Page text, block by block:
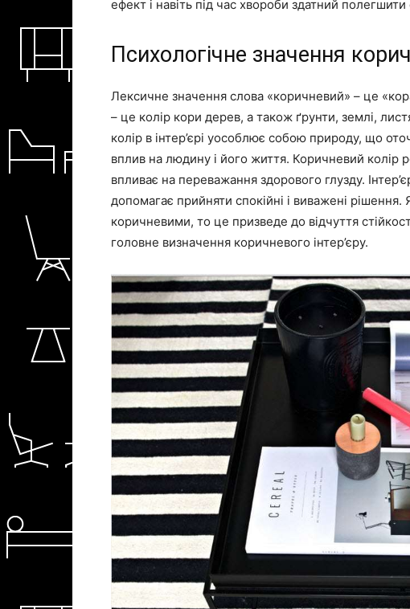
ефект і навіть під час хвороби здатний полегшити
Психологічне значення
Лексичне значення слова «коричневий» – це
– це колір кори дерев, а також ґрунти, землі,
колір в інтер’єрі уособлює собою природу, що
вплив на людину і його життя. Коричневий колір
впливає на переважання здорового глузду.
допомагає прийняти спокійні і виважені
коричневими, то це призведе до відчуття
головне визначення коричневого інтер’єру.